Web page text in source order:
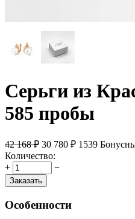
Серьги из
585 пробы
42 168 ₽ 30 780 ₽ 1539
Количество:
+
−
Заказать
Особенности